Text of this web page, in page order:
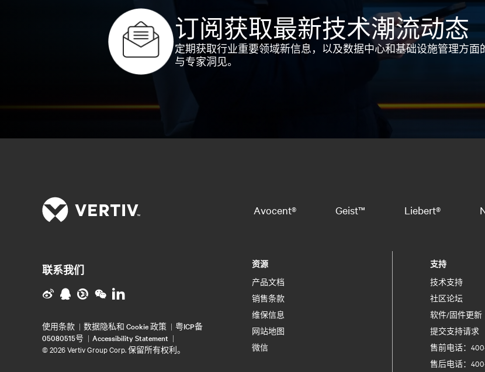
订阅获取最新技术潮流动态
定期获取行业重要领域新信息，以及数据中心和基础设施管理方面
与专家洞见。
Avocent® Geist™ Liebert®
资源
产品文档
销售条款
维保信息
网站地图
微信
支持
技术支持
社区论坛
软件/固件更新
提交支持请求
售前电话：
售后电话：
联系我们
使用条款 数据隐私和 Cookie 政策
粤ICP备
05080515号
Accessibility Statement
©2026 Vertiv Group Corp. 保留所有权利。